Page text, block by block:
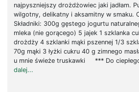
najpyszniejszy drożdżowiec jaki jadłam.
wilgotny, delikatny i aksamitny w
Składniki: 300g gęstego jogurtu
mleka (nie gorącego) 5 jajek 1 szklanka
drożdży 4 szklanki mąki pszennej 1/3
70g mąki 3 łyżki cukru 40 g zimnego
u mnie świeże truskawki *** Do
dalej...